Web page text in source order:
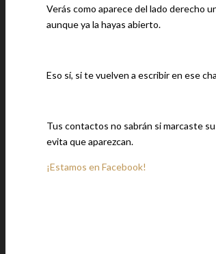
Verás como aparece del lado derecho
aunque ya la hayas abierto.
Eso sí, si te vuelven a escribir en ese
Tus contactos no sabrán si marcaste
evita que aparezcan.
¡Estamos en Facebook!